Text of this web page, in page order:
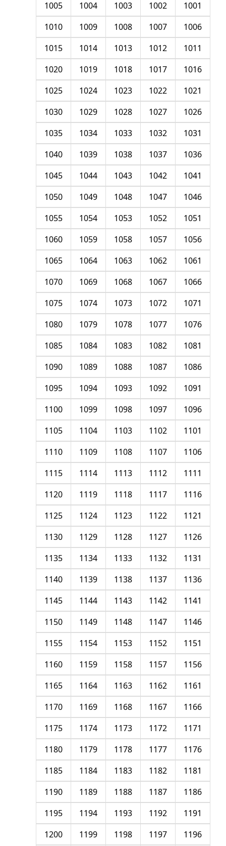
1001
1002
1003
1004
1005
1006
1007
1008
1009
1010
1011
1012
1013
1014
1015
1016
1017
1018
1019
1020
1021
1022
1023
1024
1025
1026
1027
1028
1029
1030
1031
1032
1033
1034
1035
1036
1037
1038
1039
1040
1041
1042
1043
1044
1045
1046
1047
1048
1049
1050
1051
1052
1053
1054
1055
1056
1057
1058
1059
1060
1061
1062
1063
1064
1065
1066
1067
1068
1069
1070
1071
1072
1073
1074
1075
1076
1077
1078
1079
1080
1081
1082
1083
1084
1085
1086
1087
1088
1089
1090
1091
1092
1093
1094
1095
1096
1097
1098
1099
1100
1101
1102
1103
1104
1105
1106
1107
1108
1109
1110
1111
1112
1113
1114
1115
1116
1117
1118
1119
1120
1121
1122
1123
1124
1125
1126
1127
1128
1129
1130
1131
1132
1133
1134
1135
1136
1137
1138
1139
1140
1141
1142
1143
1144
1145
1146
1147
1148
1149
1150
1151
1152
1153
1154
1155
1156
1157
1158
1159
1160
1161
1162
1163
1164
1165
1166
1167
1168
1169
1170
1171
1172
1173
1174
1175
1176
1177
1178
1179
1180
1181
1182
1183
1184
1185
1186
1187
1188
1189
1190
1191
1192
1193
1194
1195
1196
1197
1198
1199
1200